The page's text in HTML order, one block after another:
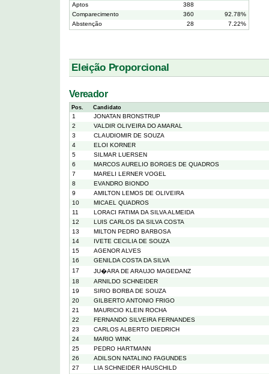
Aptos
388
Comparecimento
360
92.78%
Abstenção
28 7.22%
Eleição Proporcional
Vereador
Pos. Candidato
1
JONATAN BRONSTRUP
2
VALDIR OLIVEIRA DO AMARAL
3
CLAUDIOMIR DE SOUZA
4
ELOI KORNER
5
SILMAR LUERSEN
6
MARCOS AURELIO BORGES DE QUADROS
7
MARELI LERNER VOGEL
8
EVANDRO BIONDO
9
AMILTON LEMOS DE OLIVEIRA
10
MICAEL QUADROS
11
LORACI FATIMA DA SILVA ALMEIDA
12
LUIS CARLOS DA SILVA COSTA
13
MILTON PEDRO BARBOSA
14
IVETE CECILIA DE SOUZA
15
AGENOR ALVES
16
GENILDA COSTA DA SILVA
17
JU�ARA DE ARAUJO MAGEDANZ
18
ARNILDO SCHNEIDER
19
SIRIO BORBA DE SOUZA
20
GILBERTO ANTONIO FRIGO
21
MAURICIO KLEIN ROCHA
22
FERNANDO SILVEIRA FERNANDES
23
CARLOS ALBERTO DIEDRICH
24
MARIO WINK
25
PEDRO HARTMANN
26
ADILSON NATALINO FAGUNDES
27
LIA SCHNEIDER HAUSCHILD